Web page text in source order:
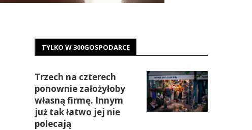
TYLKO W 300GOSPODARCE
Trzech na czterech
ponownie założyłoby
własną firmę. Innym
już tak łatwo jej nie
polecają